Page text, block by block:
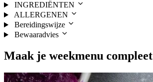
INGREDIËNTEN
ALLERGENEN
Bereidingswijze
Bewaaradvies
Maak je weekmenu compleet